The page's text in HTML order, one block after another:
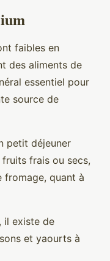
faibles en
des aliments de
essentiel pour
source de
petit déjeuner
frais ou secs,
fromage, quant à
il existe de
et yaourts à